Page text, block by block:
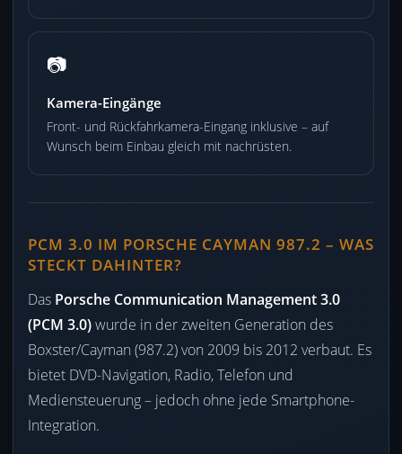
📷
Kamera-Eingänge
Front- und Rückfahrkamera-Eingang inklusive – auf
Wunsch beim Einbau gleich mit nachrüsten.
PCM 3.0 IM PORSCHE CAYMAN 987.2 – WAS
STECKT DAHINTER?
Das Porsche Communication Management 3.0
(PCM 3.0)wurde in der zweiten Generation des
Boxster/Cayman (987.2) von 2009 bis 2012 verbaut. Es
bietet DVD-Navigation, Radio, Telefon und
Mediensteuerung – jedoch ohne jede Smartphone-
Integration.